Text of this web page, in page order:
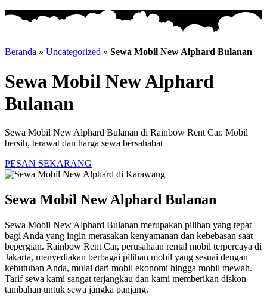
Beranda » Uncategorized » Sewa Mobil New Alphard Bulanan
Sewa Mobil New Alphard
Bulanan
Sewa Mobil New Alphard Bulanan di Rainbow Rent Car. Mobil
bersih, terawat dan harga sewa bersahabat
PESAN SEKARANG
Sewa Mobil New Alphard Bulanan
Sewa Mobil New Alphard Bulanan merupakan pilihan yang tepat
bagi Anda yang ingin merasakan kenyamanan dan kebebasan saat
bepergian. Rainbow Rent Car, perusahaan rental mobil terpercaya di
Jakarta, menyediakan berbagai pilihan mobil yang sesuai dengan
kebutuhan Anda, mulai dari mobil ekonomi hingga mobil mewah.
Tarif sewa kami sangat terjangkau dan kami memberikan diskon
tambahan untuk sewa jangka panjang.